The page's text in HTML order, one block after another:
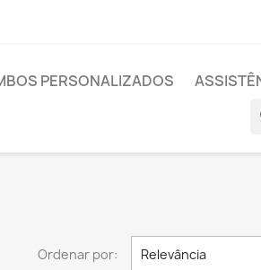
PERSONALIZADOS
Ordenar por: Relevância